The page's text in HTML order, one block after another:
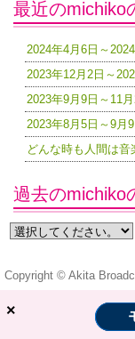
×
最近のmichiko
2024年4月6日～
2023年12月2日～
2023年9月9日～11
2023年8月5日～9月
どんな時も人間は
過去のmichiko
Copyright © Akita